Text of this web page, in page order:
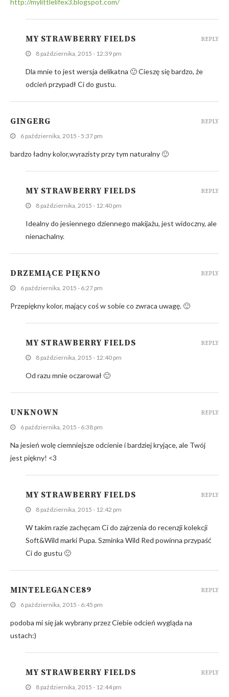
http://mylittlelifex3.blogspot.com/
MY STRAWBERRY FIELDS
8 października, 2015 - 12:39 pm
Dla mnie to jest wersja delikatna 🙂 Cieszę się bardzo, że
odcień przypadł Ci do gustu.
REPLY
GINGERG
6 października, 2015 - 5:37 pm
bardzo ładny kolor,wyrazisty przy tym naturalny 🙂
REPLY
MY STRAWBERRY FIELDS
8 października, 2015 - 12:40 pm
Idealny do jesiennego dziennego makijażu, jest widoczny, ale
nienachalny.
REPLY
DRZEMIĄCE PIĘKNO
6 października, 2015 - 6:27 pm
Przepiękny kolor, mający coś w sobie co zwraca uwagę. 🙂
REPLY
MY STRAWBERRY FIELDS
8 października, 2015 - 12:40 pm
Od razu mnie oczarował 🙂
REPLY
UNKNOWN
6 października, 2015 - 6:38 pm
Na jesień wolę ciemniejsze odcienie i bardziej kryjące, ale Twój
jest piękny! <3
REPLY
MY STRAWBERRY FIELDS
8 października, 2015 - 12:42 pm
W takim razie zachęcam Ci do zajrzenia do recenzji kolekcji
Soft&Wild marki Pupa. Szminka Wild Red powinna przypaść
Ci do gustu 🙂
REPLY
MINTELEGANCE89
6 października, 2015 - 6:45 pm
podoba mi się jak wybrany przez Ciebie odcień wygląda na
ustach:)
REPLY
MY STRAWBERRY FIELDS
8 października, 2015 - 12:44 pm
REPLY